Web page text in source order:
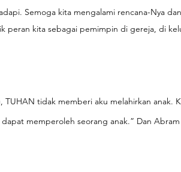
Semoga kita mengalami rencana-Nya
peran kita sebagai pemimpin di gereja, di
TUHAN tidak memberi aku melahirkan anak.
memperoleh seorang anak.” Dan